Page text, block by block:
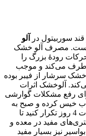
سوربیتول در
آلو
است. مصرف آلو خشک
رودۀ بزرگ را
می‌کند و موجب
سرشار از فیبر بوده
آلوخشک اثرات
رفع مشکلات گوارشی
خیس کرده و صبح به
صورت ناشتا میل کنید. این کار را برای مدت 4 روز تکرار کنید تا
مفید در معده و
نیز بسیار مفید